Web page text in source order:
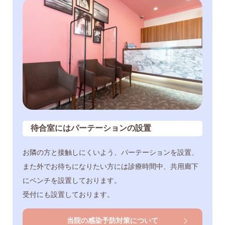
待合室にはパーテーションの設置
お隣の方と接触しにくいよう、パーテーションを設置、
また外でお待ちになりたい方には診療時間中、共用廊下
にベンチを設置しております。
受付にも設置しております。
当院の感染予防対策について